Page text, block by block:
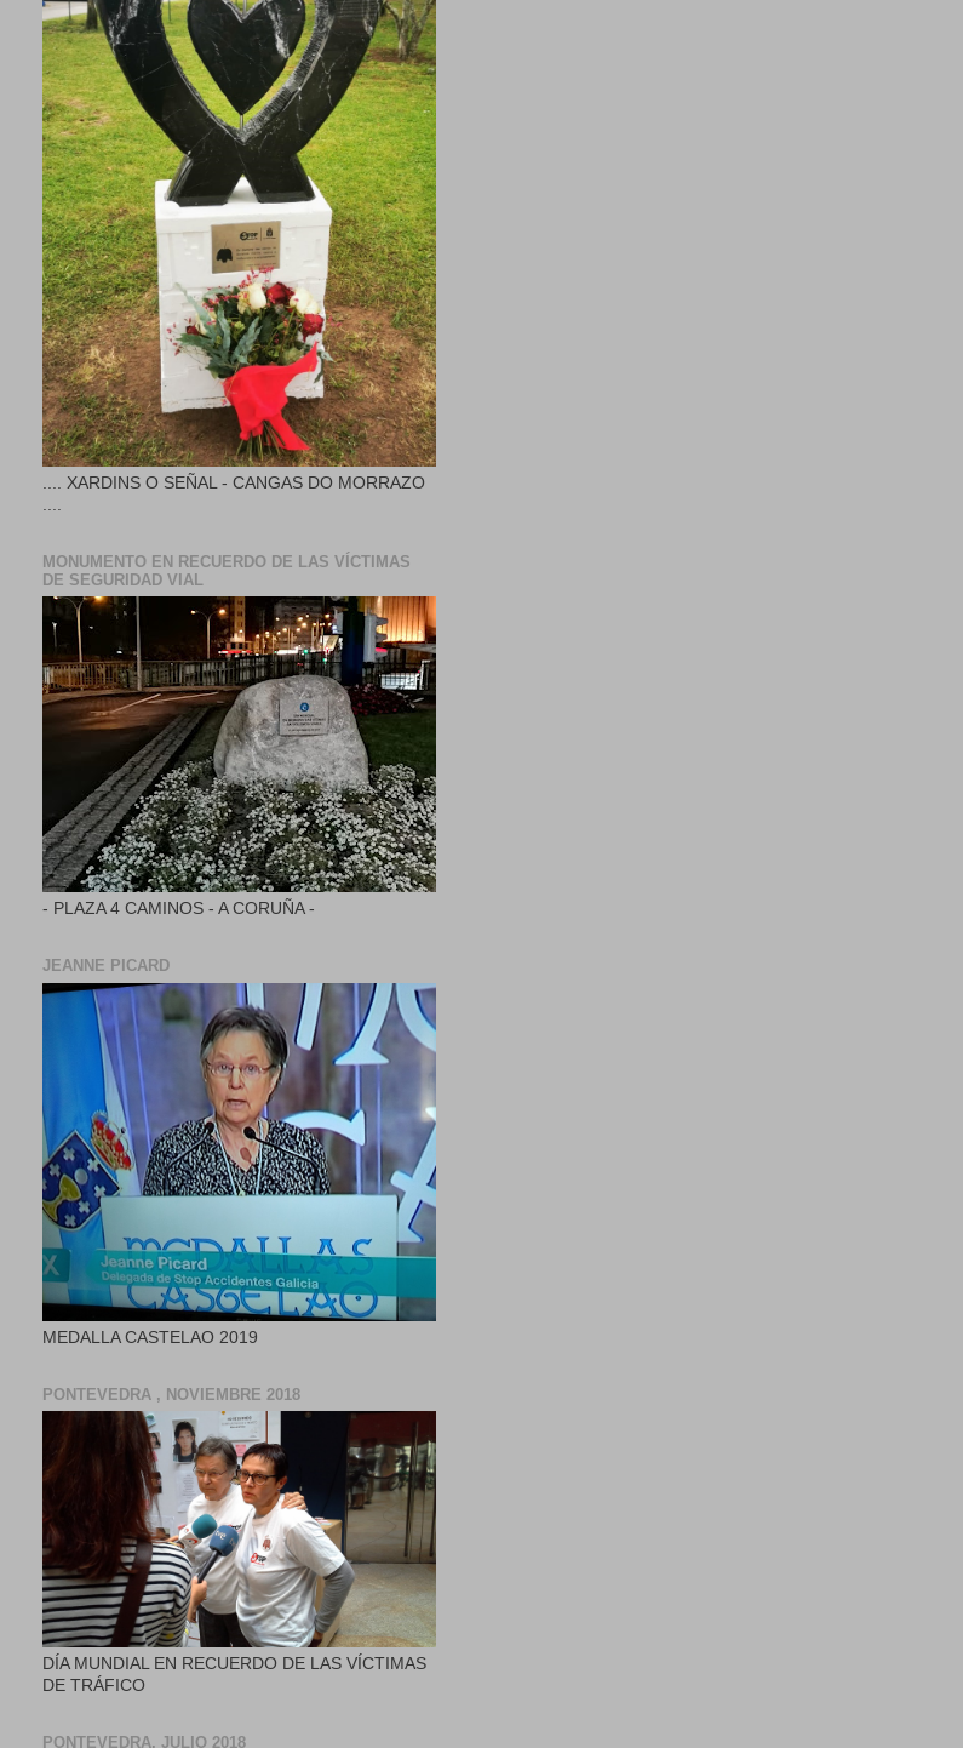
.... XARDINS O SEÑAL - CANGAS DO MORRAZO
MONUMENTO EN RECUERDO DE LAS VÍCTIMAS
DE SEGURIDAD VIAL
- PLAZA 4 CAMINOS - A CORUÑA -
JEANNE PICARD
MEDALLA CASTELAO 2019
PONTEVEDRA , NOVIEMBRE 2018
DÍA MUNDIAL EN RECUERDO DE LAS VÍCTIMAS
DE TRÁFICO
PONTEVEDRA, JULIO 2018